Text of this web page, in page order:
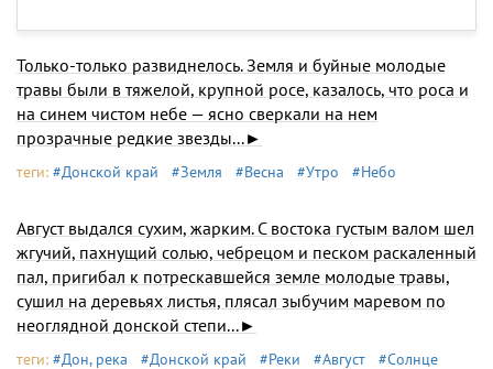
Только-только развиднелось. Земля и буйные молодые
травы были в тяжелой, крупной росе, казалось, что роса и
на синем чистом небе — ясно сверкали на нем
прозрачные редкие звезды...►
теги: #Донской край #Земля #Весна #Утро #Небо
Август выдался сухим, жарким. С востока густым валом шел
жгучий, пахнущий солью, чебрецом и песком раскаленный
пал, пригибал к потрескавшейся земле молодые травы,
сушил на деревьях листья, плясал зыбучим маревом по
неоглядной донской степи...►
теги: #Дон, река #Донской край #Реки #Август
#Солнце